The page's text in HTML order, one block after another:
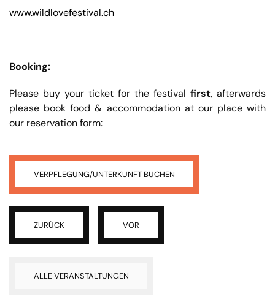
www.wildlovefestival.ch
Booking:
Please buy your ticket for the festival first, afterwards
please book food & accommodation at our place with
our reservation form:
VERPFLEGUNG/UNTERKUNFT BUCHEN
ZURÜCK VOR
ALLE VERANSTALTUNGEN